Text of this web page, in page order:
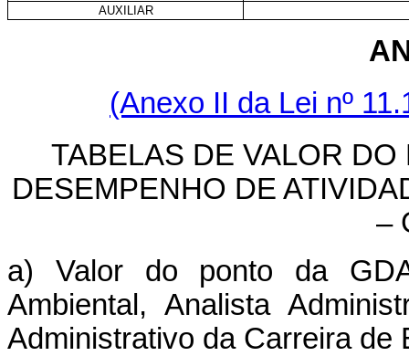
AUXILIAR
(Anexo II da Lei nº
TABELAS DE VALOR
DESEMPENHO DE
–
a) Valor do ponto da
Ambiental, Analista
Administrativo da Carreira de